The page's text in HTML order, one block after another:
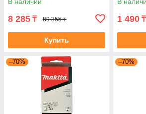
В наличии
8 285 ₸ 89 355 ₸
Купить
В
1 490 ₸
–70% –70%